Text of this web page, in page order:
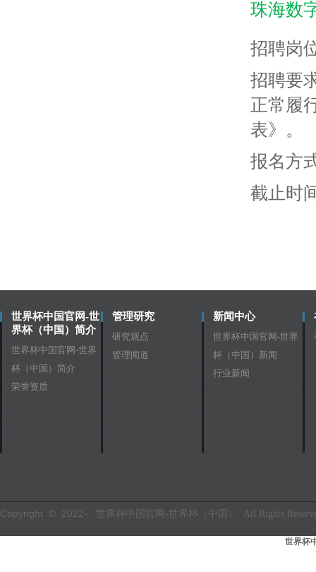
珠海数
招聘岗
招聘要
正常履
表》。
报名方
截止时
世界杯中国官网-世
界杯（中国）简介
世界杯中国官网-世界
杯（中国）简介
荣誉资质
管理研究
研究观点
管理闻道
新闻中心
世界杯中国官网-世界
杯（中国）新闻
行业新闻
Copyright © 2022- 世界杯中国官网-世界杯（中国） All Rights
世界杯